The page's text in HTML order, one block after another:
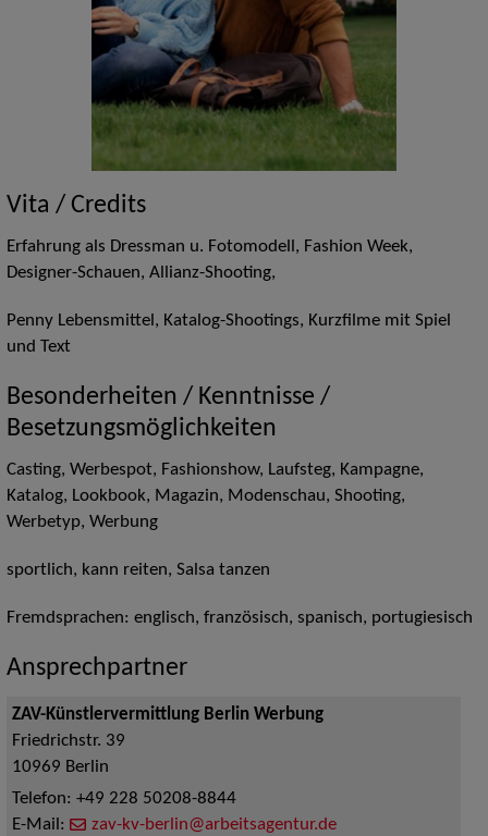
Vita / Credits
Erfahrung als Dressman u. Fotomodell, Fashion Week,
Designer-Schauen, Allianz-Shooting,
Penny Lebensmittel, Katalog-Shootings, Kurzfilme mit Spiel
und Text
Besonderheiten / Kenntnisse /
Besetzungsmöglichkeiten
Casting, Werbespot, Fashionshow, Laufsteg, Kampagne,
Katalog, Lookbook, Magazin, Modenschau, Shooting,
Werbetyp, Werbung
sportlich, kann reiten, Salsa tanzen
Fremdsprachen: englisch, französisch, spanisch, portugiesisch
Ansprechpartner
ZAV-Künstlervermittlung Berlin Werbung
Friedrichstr. 39
10969 Berlin
Telefon: +49 228 50208-8844
E-Mail:
zav-kv-berlin@arbeitsagentur.de